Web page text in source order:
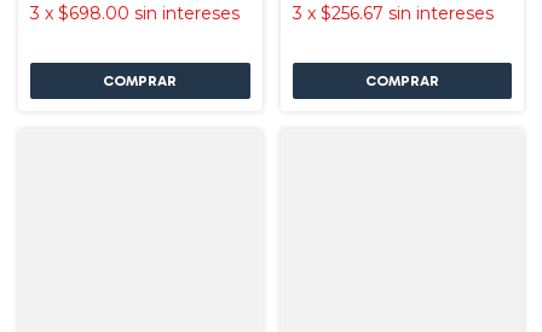
3 x $698.00 sin intereses 3 x $256.67 sin intereses